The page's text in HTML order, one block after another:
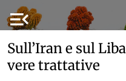
menu_open
Sull’Iran e sul
vere trattative